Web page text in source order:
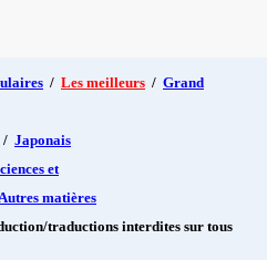
/ Les meilleurs / Grand
/ Japonais
et
matières
traductions interdites sur tous